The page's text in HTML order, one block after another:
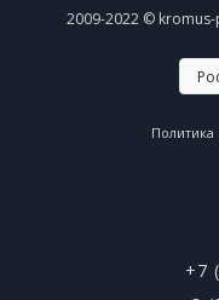
2009-2022 ©
+7